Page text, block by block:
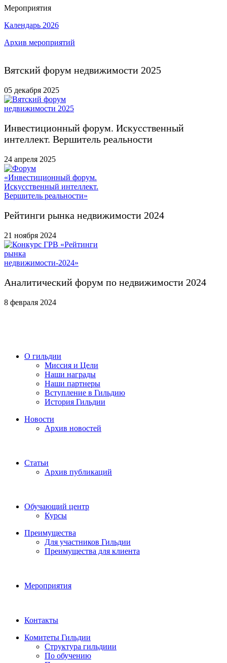
Мероприятия
Календарь 2026
Архив мероприятий
Вятский форум недвижимости 2025
05 декабря 2025
Инвестиционный форум. Искусственный
интеллект. Вершитель реальности
24 апреля 2025
Рейтинги рынка недвижимости 2024
21 ноября 2024
Аналитический форум по недвижимости 2024
8 февраля 2024
О гильдии
Миссия и Цели
Наши награды
Наши партнеры
Вступление в Гильдию
История Гильдии
Новости
Архив новостей
Статьи
Архив публикаций
Обучающий центр
Курсы
Преимущества
Для участников Гильдии
Преимущества для клиента
Мероприятия
Контакты
Комитеты Гильдии
Структура гильдиии
По обучению